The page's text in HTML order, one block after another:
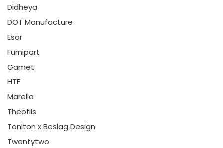
Didheya
DOT Manufacture
Esor
Furnipart
Gamet
HTF
Marella
Theofils
Toniton x Beslag Design
Twentytwo